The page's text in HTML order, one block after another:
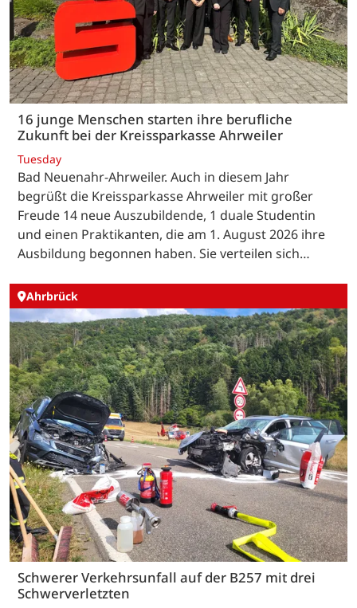
16 junge Menschen starten ihre berufliche
Zukunft bei der Kreissparkasse Ahrweiler
Tuesday
Bad Neuenahr-Ahrweiler. Auch in diesem Jahr
begrüßt die Kreissparkasse Ahrweiler mit großer
Freude 14 neue Auszubildende, 1 duale Studentin
und einen Praktikanten, die am 1. August 2026 ihre
Ausbildung begonnen haben. Sie verteilen sich…
Ahrbrück
Schwerer Verkehrsunfall auf der B257 mit drei
Schwerverletzten